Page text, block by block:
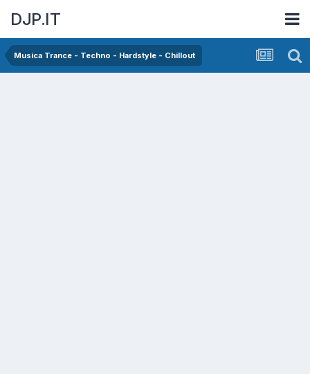
DJP.IT
Musica Trance - Techno - Hardstyle - Chillout